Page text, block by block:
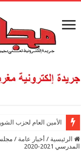
الأمين العام لحزب
الرئيسية / أخبار عامة /
المدرسي 2021-2020